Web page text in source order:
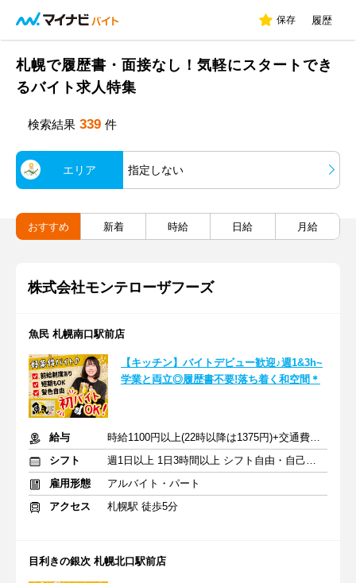
保存 履歴
札幌で履歴書・面接なし！気軽にスタートでき
るバイト求人特集
検索結果 339 件
エリア 指定しない
おすすめ 新着 時給 日給 月給
株式会社モンテローザフーズ
魚民 札幌南口駅前店
【キッチン】バイトデビュー歓迎♪週1&3h~
学業と両立◎履歴書不要!落ち着く和空間＊
給与
時給1100円以上(22時以降は1375円)+交通費規定内支給
シフト
週1日以上 1日3時間以上 シフト自由・自己申告
雇用形態
アルバイト・パート
アクセス
札幌駅 徒歩5分
目利きの銀次 札幌北口駅前店